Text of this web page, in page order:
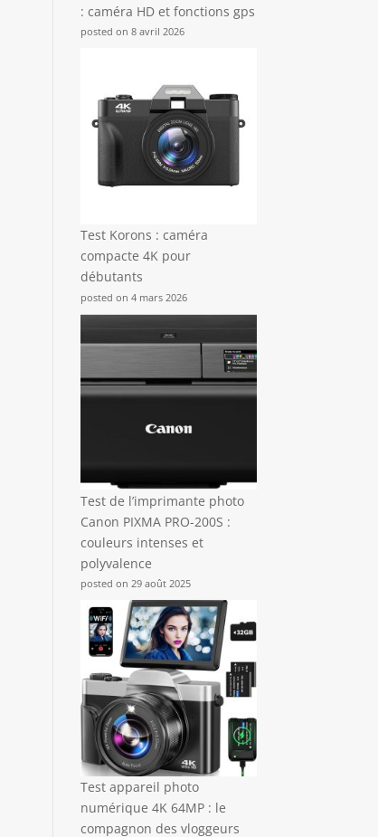
: caméra HD et fonctions gps
posted on 8 avril 2026
Test Korons : caméra
compacte 4K pour
débutants
posted on 4 mars 2026
Test de l’imprimante photo
Canon PIXMA PRO-200S :
couleurs intenses et
polyvalence
posted on 29 août 2025
Test appareil photo
numérique 4K 64MP : le
compagnon des vloggeurs